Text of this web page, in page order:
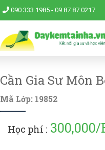
090.333.1985 - 09.87.87.0217
Cần Gia Sư Môn
Mã Lớp: 19852
Học phí : 300,000/